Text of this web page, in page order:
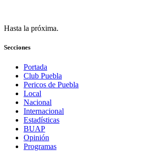
Hasta la próxima.
Secciones
Portada
Club Puebla
Pericos de Puebla
Local
Nacional
Internacional
Estadísticas
BUAP
Opinión
Programas